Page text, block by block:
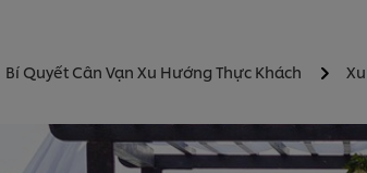
Bí Quyết Cân Vạn Xu Hướng Thực Khách